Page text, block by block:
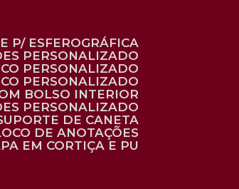
P/ ESFEROGRÁFICA
PERSONALIZADO
PERSONALIZADO
PERSONALIZADO
BOLSO INTERIOR
PERSONALIZADO
DE CANETA
DE ANOTAÇÕES
EM CORTIÇA E PU